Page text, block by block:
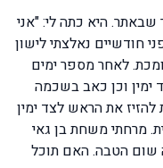
היא כתה לי: "אני
כלל, לפני חודשיים נאלצתי לישון
לאחר מספר ימים
ימין וכן כאב בשכמה
להזיז את הראש לצד ימין
מרחתי משחת בן גאי
שום הטבה. האם תוכל